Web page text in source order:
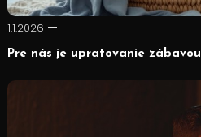
1.1.2026
Pre nás je upratovanie zábavou